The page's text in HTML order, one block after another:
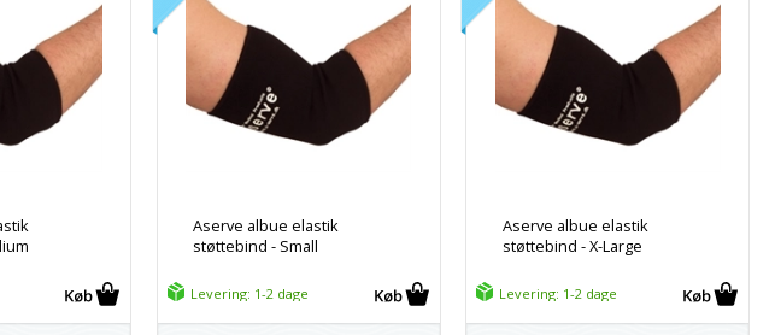
Aserve albue elastik
støttebind - Small
Levering: 1-2 dage
Aserve albue elastik
støttebind - X-Large
Levering: 1-2 dage